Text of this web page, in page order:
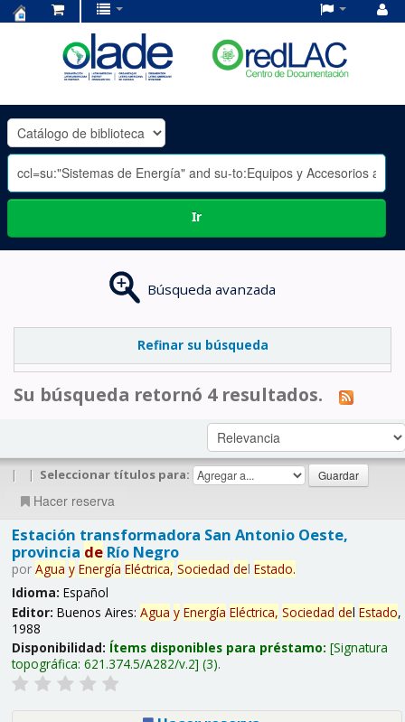
OLADE
-
Ir
Búsqueda avanzada
Refinar su búsqueda
Su búsqueda retornó 4 resultados.
| | Seleccionar títulos para:
Hacer reserva
Estación transformadora San Antonio Oeste,
provincia deRío Negro
por Agua y Energía Eléctrica, Sociedad del Estado.
Idioma: Español
Editor: Buenos Aires: Agua y Energía Eléctrica, Sociedad del Estado,
1988
Disponibilidad: Ítems disponibles para préstamo: Signatura
topográfica: 621.374.5/A282/v.2 (3).